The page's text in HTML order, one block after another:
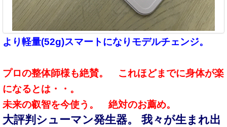
より軽量(52g)スマートになりモデルチェンジ。
プロの整体師様も絶賛。 これほどまでに身体が楽
になるとは・・。
未来の叡智を今使う。 絶対のお薦め。
大評判シューマン発生器。 我々が生まれ出